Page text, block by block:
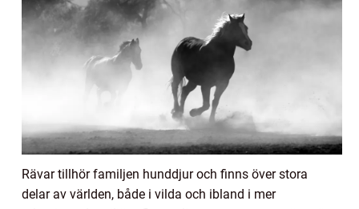
Rävar tillhör familjen hunddjur och finns över stora
delar av världen, både i vilda och ibland i mer